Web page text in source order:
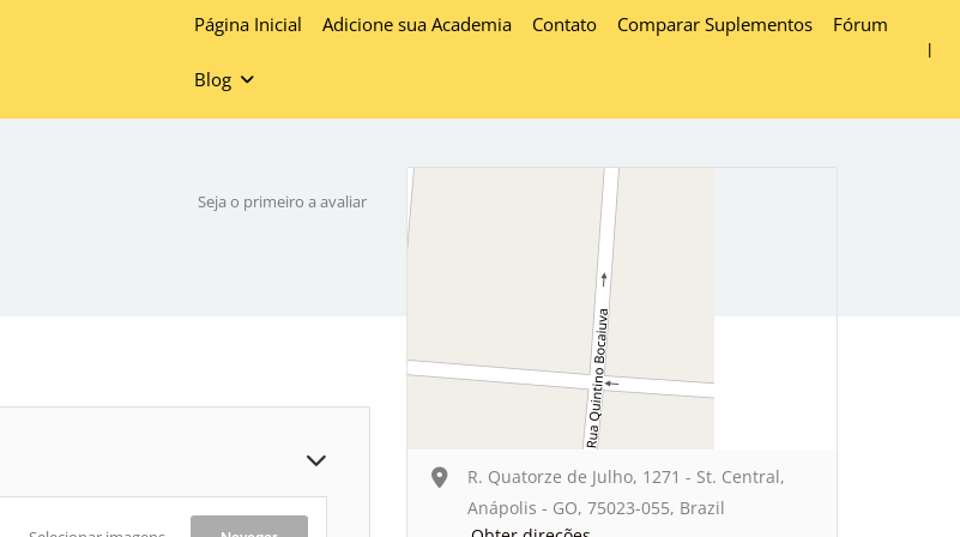
Página Inicial Adicione sua Academia Contato Comparar Suplementos Fórum
Blog
Seja o primeiro a avaliar
R. Quatorze de Julho, 1271 - St. Central,
Anápolis - GO, 75023-055, Brazil